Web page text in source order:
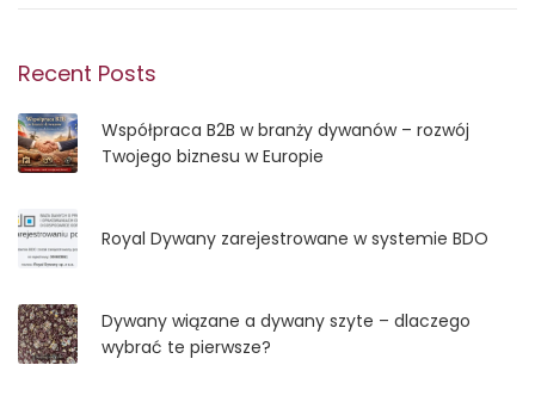
Recent Posts
Współpraca B2B w branży dywanów – rozwój
Twojego biznesu w Europie
Royal Dywany zarejestrowane w systemie BDO
Dywany wiązane a dywany szyte – dlaczego
wybrać te pierwsze?